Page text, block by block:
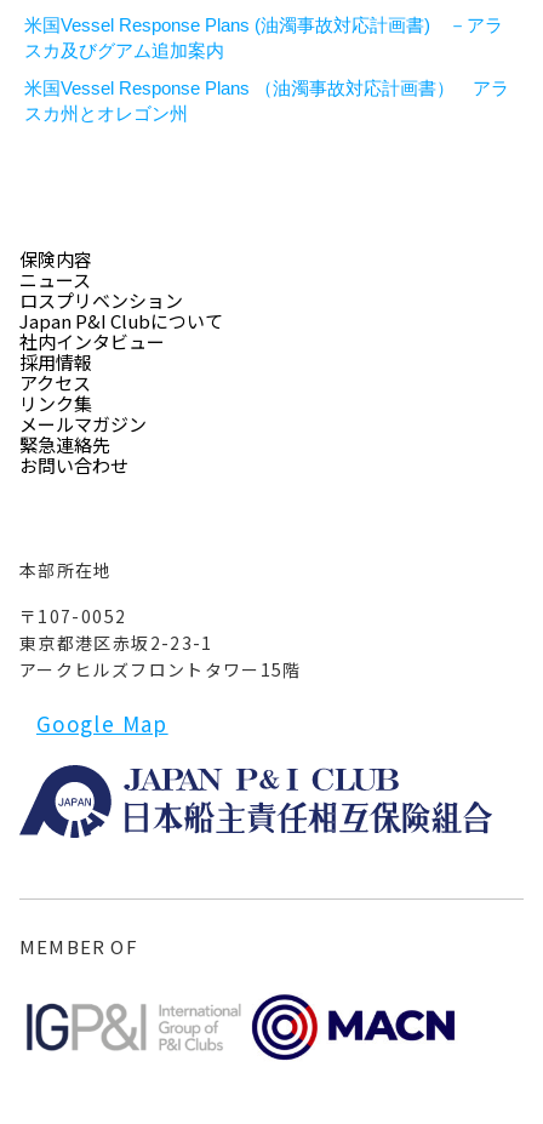
米国Vessel Response Plans (油濁事故対応計画書) －アラ
スカ及びグアム追加案内
米国Vessel Response Plans （油濁事故対応計画書） アラ
スカ州とオレゴン州
本部所在地
〒107-0052
東京都港区赤坂2-23-1
アークヒルズフロントタワー15階
Google Map
保険内容
社内インタビュー
緊急連絡先
ニュース
採用情報
リンク集
ロスプリベンション
アクセス
メールマガジン
Japan P&I Clubについて
お問い合わせ
MEMBER OF